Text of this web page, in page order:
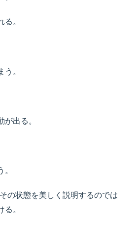
る。
う。
が出る。
の状態を美しく説明するのでは
る。